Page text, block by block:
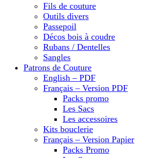
Fils de couture
Outils divers
Passepoil
Décos bois à coudre
Rubans / Dentelles
Sangles
Patrons de Couture
English – PDF
Français – Version PDF
Packs promo
Les Sacs
Les accessoires
Kits bouclerie
Français – Version Papier
Packs Promo